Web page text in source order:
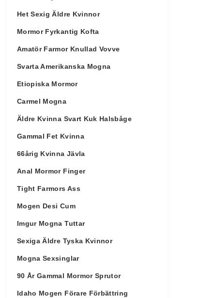
Het Sexig Äldre Kvinnor
Mormor Fyrkantig Kofta
Amatör Farmor Knullad Vovve
Svarta Amerikanska Mogna
Etiopiska Mormor
Carmel Mogna
Äldre Kvinna Svart Kuk Halsbåge
Gammal Fet Kvinna
66årig Kvinna Jävla
Anal Mormor Finger
Tight Farmors Ass
Mogen Desi Cum
Imgur Mogna Tuttar
Sexiga Äldre Tyska Kvinnor
Mogna Sexsinglar
90 År Gammal Mormor Sprutor
Idaho Mogen Förare Förbättring